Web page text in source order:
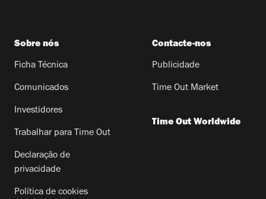
Sobre nós
Ficha Técnica
Comunicados
Investidores
Trabalhar para Time Out
Declaração de
privacidade
Política de cookies
Contacte-nos
Publicidade
Time Out Market
Time Out Worldwide